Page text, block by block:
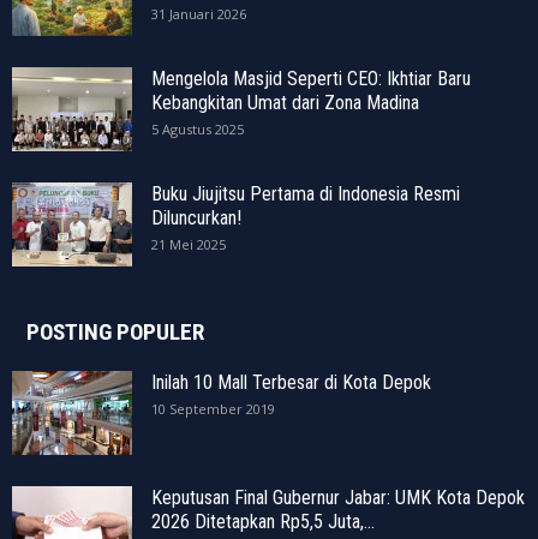
31 Januari 2026
Mengelola Masjid Seperti CEO: Ikhtiar Baru
Kebangkitan Umat dari Zona Madina
5 Agustus 2025
Buku Jiujitsu Pertama di Indonesia Resmi
Diluncurkan!
21 Mei 2025
POSTING POPULER
Inilah 10 Mall Terbesar di Kota Depok
10 September 2019
Keputusan Final Gubernur Jabar: UMK Kota Depok
2026 Ditetapkan Rp5,5 Juta,...